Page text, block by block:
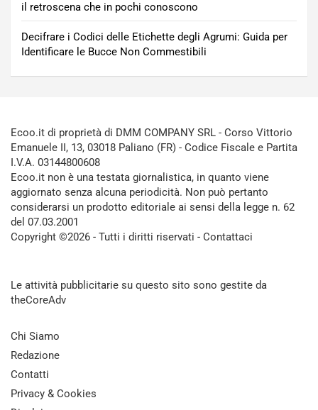
il retroscena che in pochi conoscono
Decifrare i Codici delle Etichette degli Agrumi: Guida per
Identificare le Bucce Non Commestibili
Ecoo.it di proprietà di DMM COMPANY SRL - Corso Vittorio
Emanuele II, 13, 03018 Paliano (FR) - Codice Fiscale e Partita
I.V.A. 03144800608
Ecoo.it non è una testata giornalistica, in quanto viene
aggiornato senza alcuna periodicità. Non può pertanto
considerarsi un prodotto editoriale ai sensi della legge n. 62
del 07.03.2001
Copyright ©2026 - Tutti i diritti riservati - Contattaci
Le attività pubblicitarie su questo sito sono gestite da
theCoreAdv
Chi Siamo
Redazione
Contatti
Privacy & Cookies